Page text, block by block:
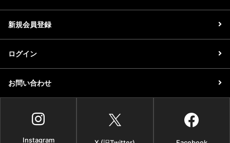
新規会員登録
ログイン
お問い合わせ
Instagram